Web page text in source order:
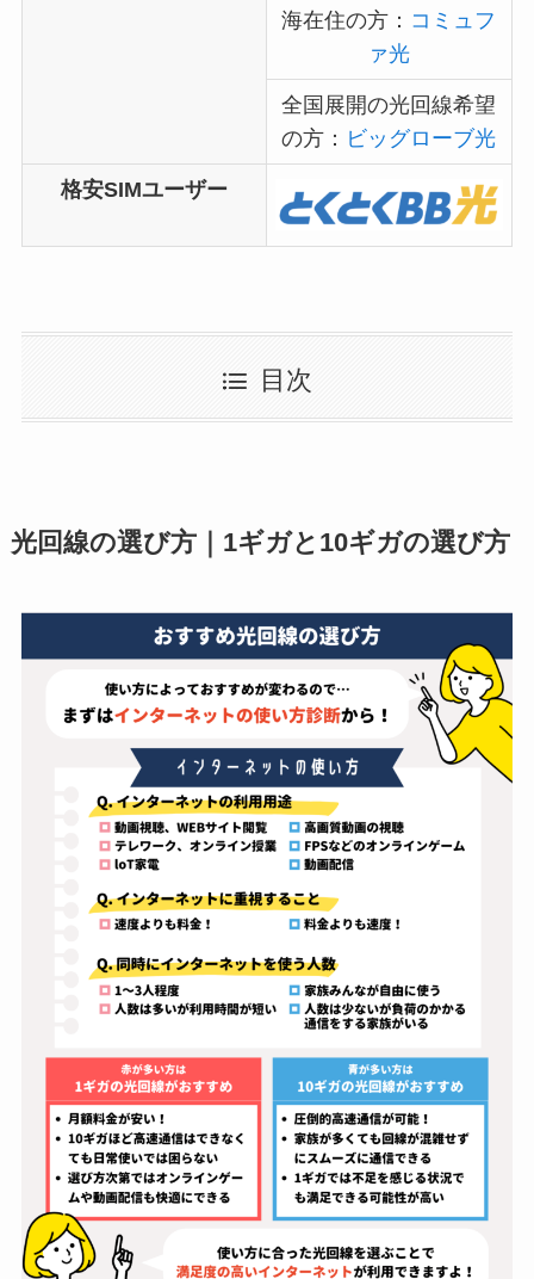
海在住の方： コミュフ
ァ光
全国展開の光回線希望
の方： ビッグローブ光
格安SIMユーザー
目次
光回線の選び方｜1ギガと10ギガの選び方